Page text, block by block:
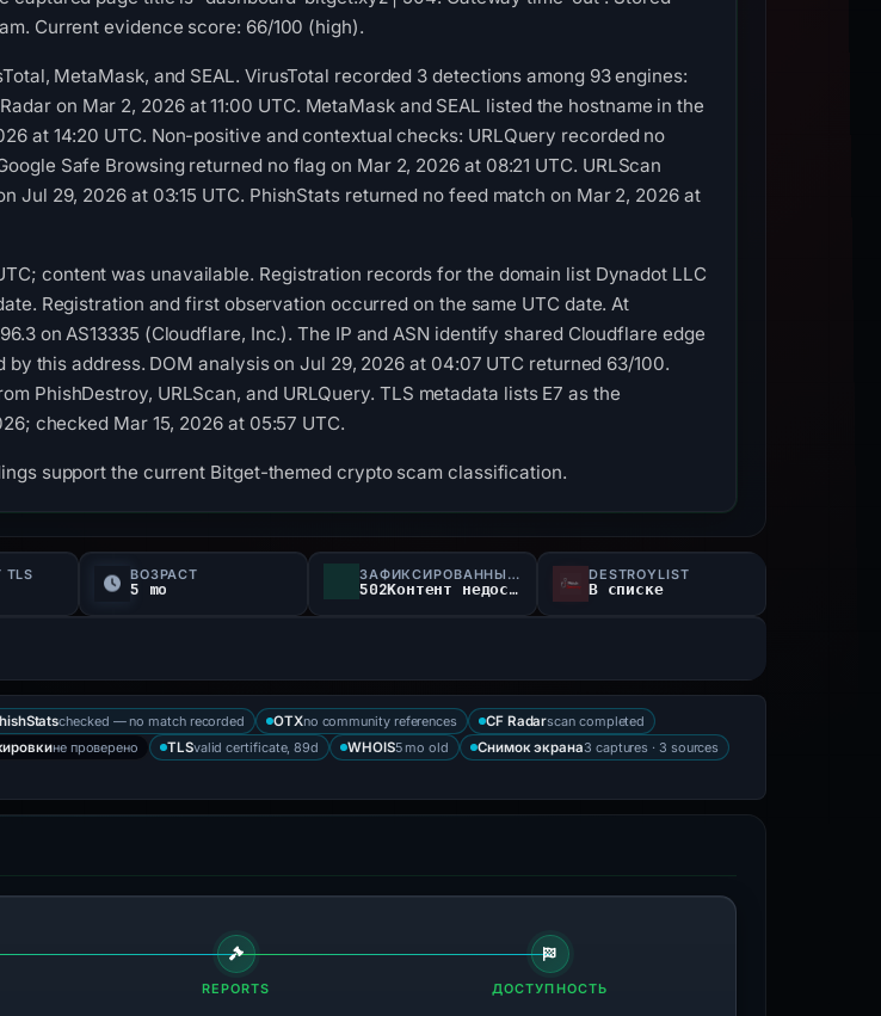
Current evidence score: 66/100 (high).
MetaMask, and SEAL. VirusTotal recorded 3 detections among 93 engines:
on Mar 2, 2026 at 11:00 UTC. MetaMask and SEAL listed the hostname in the
at 14:20 UTC. Non-positive and contextual checks: URLQuery recorded no
Safe Browsing returned no flag on Mar 2, 2026 at 08:21 UTC. URLScan
Jul 29, 2026 at 03:15 UTC. PhishStats returned no feed match on Mar 2, 2026 at
content was unavailable. Registration records for the domain list Dynadot LLC
Registration and first observation occurred on the same UTC date. At
on AS13335 (Cloudflare, Inc.). The IP and ASN identify shared Cloudflare edge
this address. DOM analysis on Jul 29, 2026 at 04:07 UTC returned 63/100.
PhishDestroy, URLScan, and URLQuery. TLS metadata lists E7 as the
checked Mar 15, 2026 at 05:57 UTC.
support the current Bitget-themed crypto scam classification.
ВОЗРАСТ
5 mo
ЗАФИКСИРОВАННЫЙ СТАТУС
502Контент недоступен
DESTROYLIST
В списке
checked — no match recorded OTXno community references CF Radarscan completed
не проверено TLSvalid certificate, 89d WHOIS5 mo old Снимок экрана3 captures · 3 sources
REPORTS ДОСТУПНОСТЬ